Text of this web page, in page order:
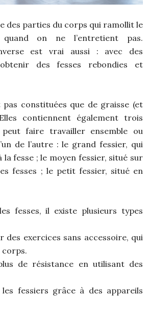
des parties du corps qui ramollit le
quand on ne l’entretient pas.
est vrai aussi : avec des
des fesses rebondies et
pas constituées que de graisse (et
contiennent également trois
peut faire travailler ensemble ou
de l’autre : le grand fessier, qui
la fesse ; le moyen fessier, situé sur
fesses ; le petit fessier, situé en
fesses, il existe plusieurs types
exercices sans accessoire, qui
corps.
de résistance en utilisant des
fessiers grâce à des appareils